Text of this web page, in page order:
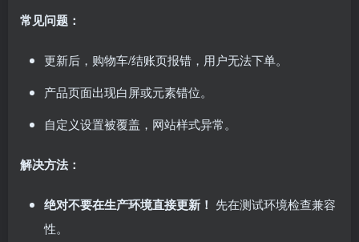
常见问题：
更新后，购物车/结账页报错，用户无法下单。
产品页面出现白屏或元素错位。
自定义设置被覆盖，网站样式异常。
解决方法：
绝对不要在生产环境直接更新！ 先在测试环境检查兼容
性。